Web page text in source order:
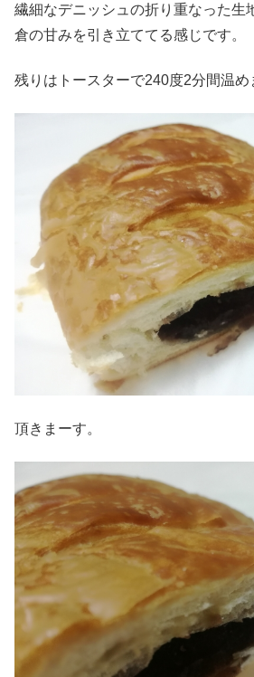
繊細なデニッシュの折り重なった生
倉の甘みを引き立ててる感じです。
残りはトースターで240度2分間温め
頂きまーす。